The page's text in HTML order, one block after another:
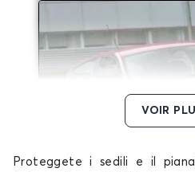
Tappetini per baule per
VOIR
Proteggete i sedili e il